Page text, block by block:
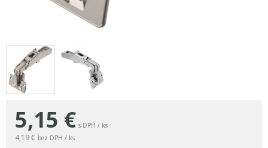
5,15 € s DPH / ks
4,19 € bez DPH / ks